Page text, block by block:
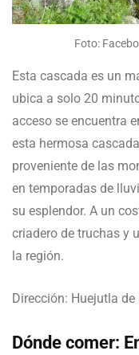
Foto:
Esta cascada es un
ubica a solo 20
acceso se encuentra
esta hermosa
proveniente de las
en temporadas de
su esplendor. A un
criadero de truchas y
la región.
Dirección: Huejutla de
Dónde comer: